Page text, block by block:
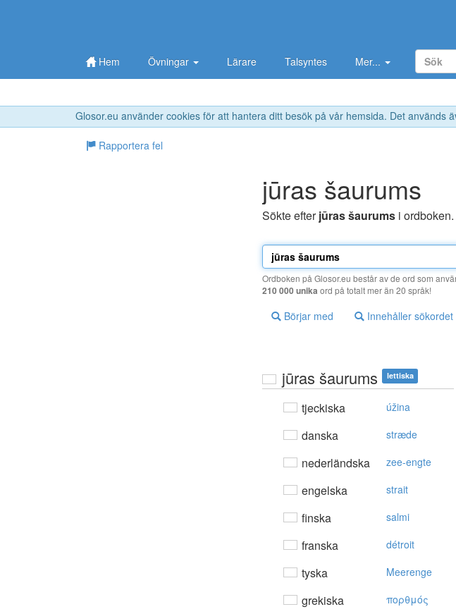
Glosor.eu använder cookies för att hantera ditt besök på vår hemsida. Det
Hem Övningar Lärare Talsyntes Mer...
Rapportera fel
jūras šaurums
Sökte efterjūras šaurums i ordboken.
Ordboken på Glosor.eu består av de ord som
210 000 unika ord på totalt mer än 20 språk!
Börjar med Innehåller sökordet
jūras šaurums lettiska
tjeckiska úžina
danska stræde
nederländska zee-engte
engelska strait
finska salmi
franska détroit
tyska Meerenge
grekiska πoρθμός